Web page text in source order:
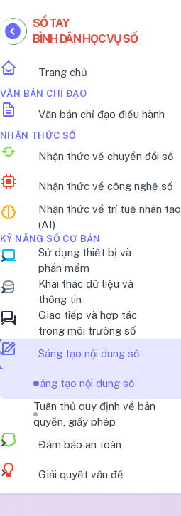
SỔ TAY
BÌNH DÂN HỌC VỤ SỐ
Trang chủ
VĂN BẢN CHỈ ĐẠO
Văn bản chỉ đạo điều hành
NHẬN THỨC SỐ
Nhận thức về chuyển đổi số
Nhận thức về công nghệ số
Nhận thức về trí tuệ nhân tạo
(AI)
KỸ NĂNG SỐ CƠ BẢN
Sử dụng thiết bị và
phần mềm
Khai thác dữ liệu và
thông tin
Giao tiếp và hợp tác
trong môi trường số
Sáng tạo nội dung số
Sáng tạo nội dung số
Tuân thủ quy định về bản
quyền, giấy phép
Đảm bảo an toàn
Giải quyết vấn đề